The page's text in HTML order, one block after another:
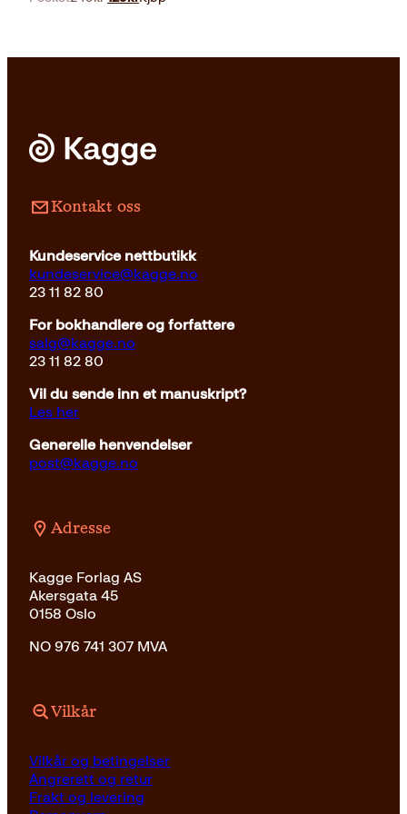
Kontakt oss
Kundeservice nettbutikk
kundeservice@kagge.no
23 11 82 80
For bokhandlere og forfattere
salg@kagge.no
23 11 82 80
Vil du sende inn et manuskript?
Les her
Generelle henvendelser
post@kagge.no
Adresse
Kagge Forlag AS
Akersgata 45
0158 Oslo
NO 976 741 307 MVA
Vilkår
Vilkår og betingelser
Angrerett og retur
Frakt og levering